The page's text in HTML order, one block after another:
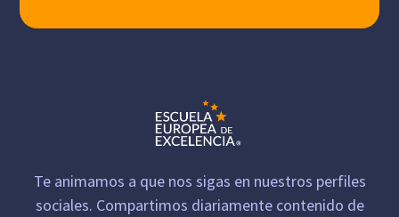
Te animamos a que nos sigas en nuestros perfiles
sociales. Compartimos diariamente contenido de